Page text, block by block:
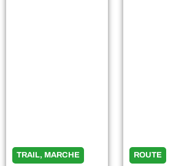
TRAIL, MARCHE ROUTE